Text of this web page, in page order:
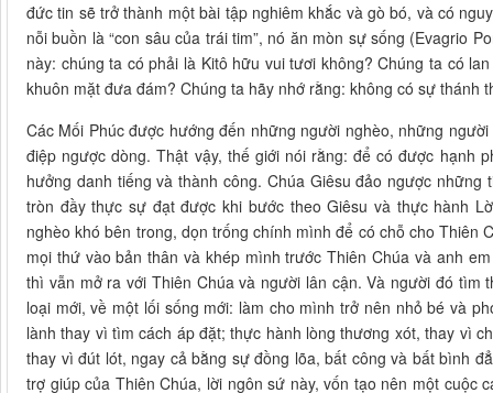
đức tin sẽ trở thành một bài tập nghiêm khắc và gò bó, và có
nỗi buồn là “con sâu của trái tim”, nó ăn mòn sự sống (Evagrio
này: chúng ta có phải là Kitô hữu vui tươi không? Chúng ta có
khuôn mặt đưa đám? Chúng ta hãy nhớ rằng: không có sự thánh
Các Mối Phúc được hướng đến những người nghèo, những
điệp ngược dòng. Thật vậy, thế giới nói rằng: để có được hạnh
hưởng danh tiếng và thành công. Chúa Giêsu đảo ngược
tròn đầy thực sự đạt được khi bước theo Giêsu và thực hành
nghèo khó bên trong, dọn trống chính mình để có chỗ cho Thiên
mọi thứ vào bản thân và khép mình trước Thiên Chúa và anh
thì vẫn mở ra với Thiên Chúa và người lân cận. Và người đó tìm
loại mới, về một lối sống mới: làm cho mình trở nên nhỏ bé và
lành thay vì tìm cách áp đặt; thực hành lòng thương xót, thay vì
thay vì đút lót, ngay cả bằng sự đồng lõa, bất công và bất bình
trợ giúp của Thiên Chúa, lời ngôn sứ này, vốn tạo nên một cuộc